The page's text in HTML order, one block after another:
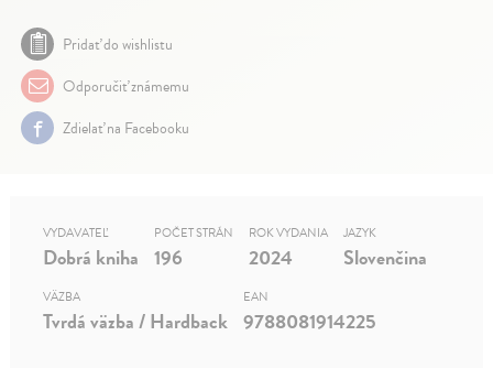
Pridať do wishlistu
Odporučiť známemu
Zdielať na Facebooku
VYDAVATEĽ
Dobrá kniha
POČET STRÁN
196
ROK VYDANIA
2024
JAZYK
Slovenčina
VÄZBA
Tvrdá väzba / Hardback
EAN
9788081914225